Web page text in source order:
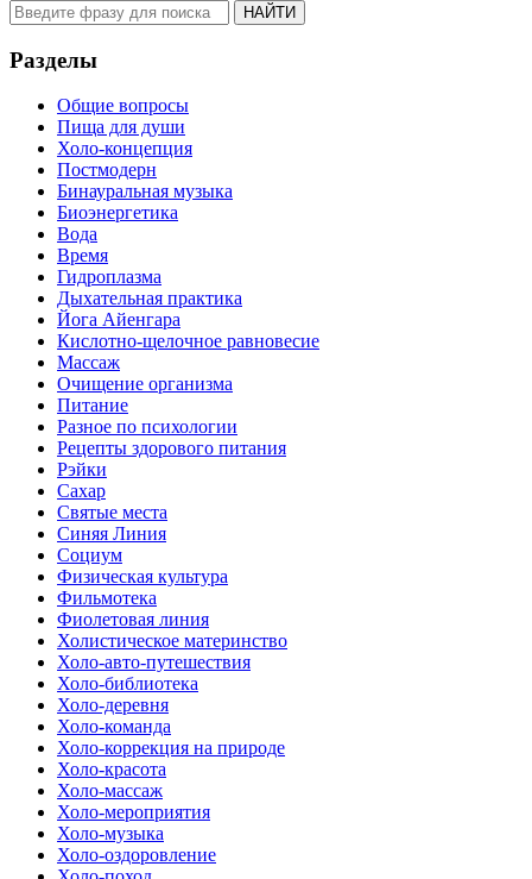
Разделы
Общие вопросы
Пища для души
Холо-концепция
Постмодерн
Бинауральная музыка
Биоэнергетика
Вода
Время
Гидроплазма
Дыхательная практика
Йога Айенгара
Кислотно-щелочное равновесие
Массаж
Очищение организма
Питание
Разное по психологии
Рецепты здорового питания
Рэйки
Сахар
Святые места
Синяя Линия
Социум
Физическая культура
Фильмотека
Фиолетовая линия
Холистическое материнство
Холо-авто-путешествия
Холо-библиотека
Холо-деревня
Холо-команда
Холо-коррекция на природе
Холо-красота
Холо-массаж
Холо-мероприятия
Холо-музыка
Холо-оздоровление